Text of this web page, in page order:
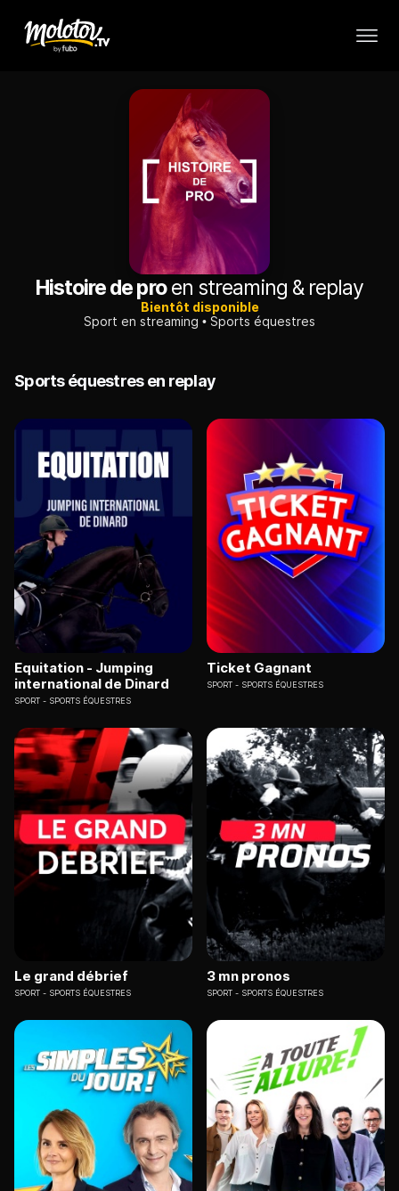
Histoire de proen streaming & replay
Bientôt disponible
Sport en streaming
Sports équestres
Sports équestres en replay
Equitation - Jumping
international de Dinard
SPORT SPORTS ÉQUESTRES
Ticket Gagnant
SPORT SPORTS ÉQUESTRES
Le grand débrief
SPORT SPORTS ÉQUESTRES
3 mn pronos
SPORT SPORTS ÉQUESTRES